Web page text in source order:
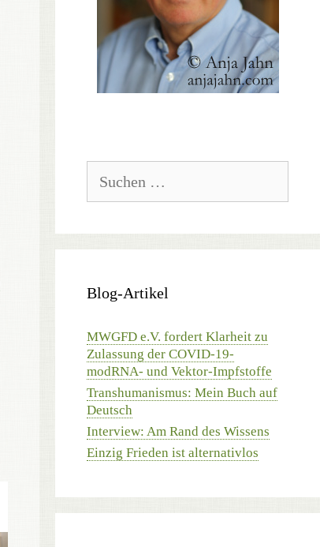
nach:
Blog-Artikel
MWGFD e.V. fordert Klarheit zu
Zulassung der COVID-19-
modRNA- und Vektor-Impfstoffe
Transhumanismus: Mein Buch auf
Deutsch
Interview: Am Rand des Wissens
Einzig Frieden ist alternativlos